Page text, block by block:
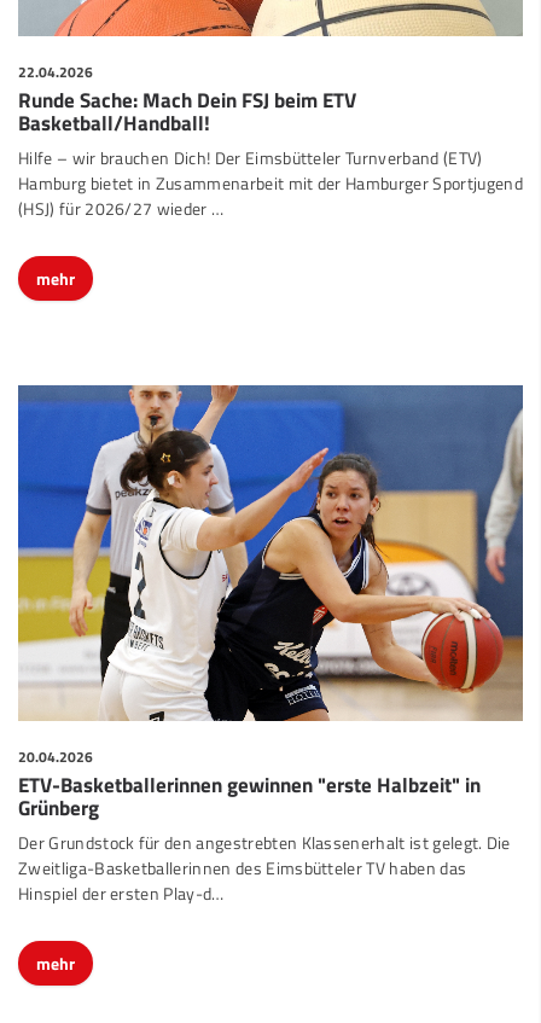
22.04.2026
Runde Sache: Mach Dein FSJ beim ETV
Basketball/Handball!
Hilfe – wir brauchen Dich! Der Eimsbütteler Turnverband (ETV)
Hamburg bietet in Zusammenarbeit mit der Hamburger Sportjugend
(HSJ) für 2026/27 wieder …
mehr
20.04.2026
ETV-Basketballerinnen gewinnen "erste Halbzeit" in
Grünberg
Der Grundstock für den angestrebten Klassenerhalt ist gelegt. Die
Zweitliga-Basketballerinnen des Eimsbütteler TV haben das
Hinspiel der ersten Play-d…
mehr